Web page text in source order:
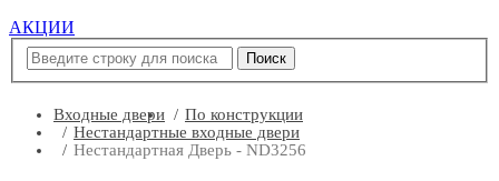
АКЦИИ
Входные двери
По конструкции
Нестандартные входные двери
Нестандартная Дверь - ND3256